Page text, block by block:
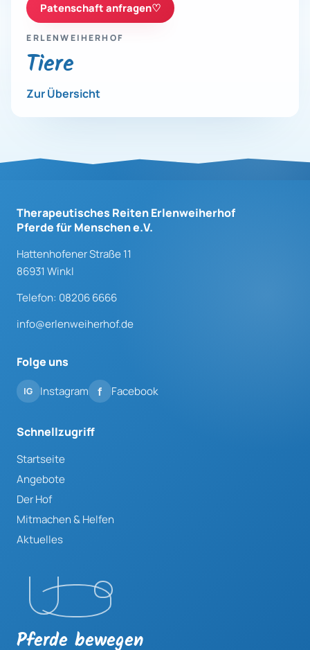
Patenschaft anfragen♡
ERLENWEIHERHOF
Tiere
Zur Übersicht
Therapeutisches Reiten Erlenweiherhof
Pferde für Menschen e.V.
Hattenhofener Straße 11
86931 Winkl
Telefon: 08206 6666
info@erlenweiherhof.de
Folge uns
Instagram Facebook
Schnellzugriff
Startseite
Angebote
Der Hof
Mitmachen & Helfen
Aktuelles
Pferde bewegen